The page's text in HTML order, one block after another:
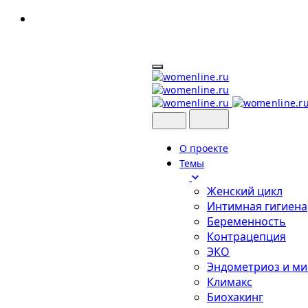
О проекте
Темы
Женский цикл
Интимная гигиена
Беременность
Контрацепция
ЭКО
Эндометриоз и
Климакс
Биохакинг